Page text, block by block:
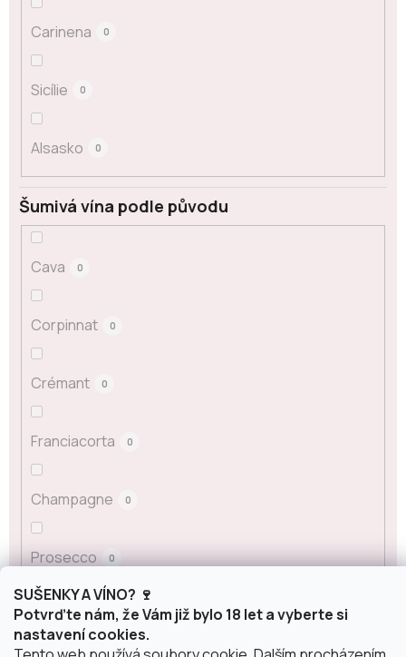
SUŠENKY A VÍNO? 🍷
Potvrďte nám, že Vám již bylo 18 let a vyberte si
nastavení cookies.
Carinena 0
Sicílie 0
Alsasko 0
Šumivá vína podle původu
Cava 0
Corpinnat 0
Crémant 0
Franciacorta 0
Champagne 0
Prosecco 0
Sekt 0